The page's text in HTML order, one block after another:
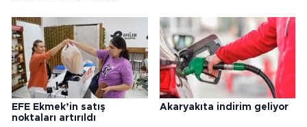
EFE Ekmek’in satış
noktaları artırıldı
Akaryakıta indirim geliyor